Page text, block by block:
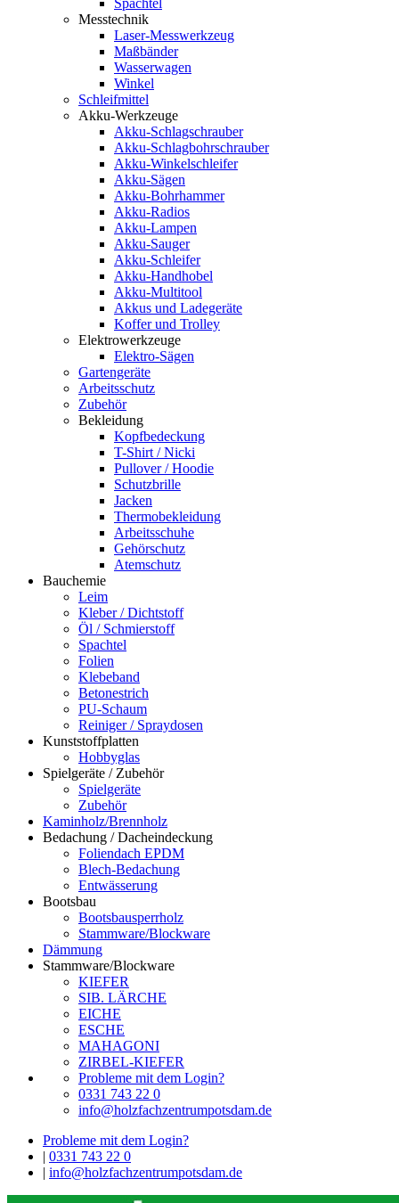
Spachtel
Messtechnik
Laser-Messwerkzeug
Maßbänder
Wasserwagen
Winkel
Schleifmittel
Akku-Werkzeuge
Akku-Schlagschrauber
Akku-Schlagbohrschrauber
Akku-Winkelschleifer
Akku-Sägen
Akku-Bohrhammer
Akku-Radios
Akku-Lampen
Akku-Sauger
Akku-Schleifer
Akku-Handhobel
Akku-Multitool
Akkus und Ladegeräte
Koffer und Trolley
Elektrowerkzeuge
Elektro-Sägen
Gartengeräte
Arbeitsschutz
Zubehör
Bekleidung
Kopfbedeckung
T-Shirt / Nicki
Pullover / Hoodie
Schutzbrille
Jacken
Thermobekleidung
Arbeitsschuhe
Gehörschutz
Atemschutz
Bauchemie
Leim
Kleber / Dichtstoff
Öl / Schmierstoff
Spachtel
Folien
Klebeband
Betonestrich
PU-Schaum
Reiniger / Spraydosen
Kunststoffplatten
Hobbyglas
Spielgeräte / Zubehör
Spielgeräte
Zubehör
Kaminholz/Brennholz
Bedachung / Dacheindeckung
Foliendach EPDM
Blech-Bedachung
Entwässerung
Bootsbau
Bootsbausperrholz
Stammware/Blockware
Dämmung
Stammware/Blockware
KIEFER
SIB. LÄRCHE
EICHE
ESCHE
MAHAGONI
ZIRBEL-KIEFER
Probleme mit dem Login?
0331 743 22 0
info@holzfachzentrumpotsdam.de
Probleme mit dem Login?
| 0331 743 22 0
| info@holzfachzentrumpotsdam.de